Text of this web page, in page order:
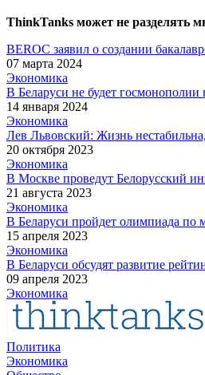
ThinkTanks может не разделять
BEROC заявил о создании
07 марта 2024
Экономика
В Беларуси не будет
14 января 2024
Экономика
Лев Львовский: Жизнь
20 октября 2023
Экономика
В Москве проведут Белорусский
21 августа 2023
Экономика
В Беларуси пройдет олимпиада по
15 апреля 2023
Экономика
В Беларуси обсудят развитие
09 апреля 2023
Экономика
Политика
Экономика